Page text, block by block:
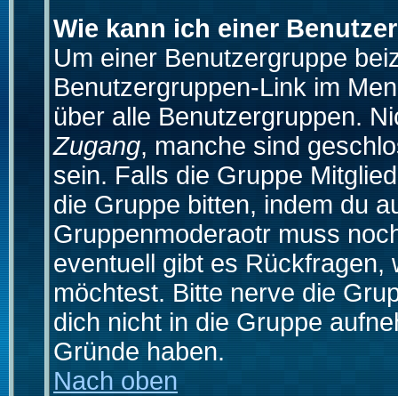
Wie kann ich einer
Um einer Benutzergruppe
Benutzergruppen-Link im
über alle Benutzergruppen.
Zugang, manche sind
sein. Falls die Gruppe
die Gruppe bitten, indem du
Gruppenmoderaotr muss
eventuell gibt es
möchtest. Bitte nerve die
dich nicht in die Gruppe
Gründe haben.
Nach oben